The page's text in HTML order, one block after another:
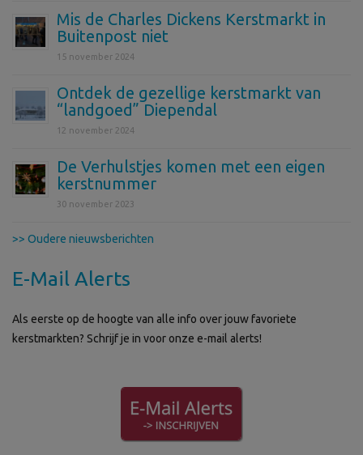
Mis de Charles Dickens Kerstmarkt in
Buitenpost niet
15 november 2024
Ontdek de gezellige kerstmarkt van
“landgoed” Diependal
12 november 2024
De Verhulstjes komen met een eigen
kerstnummer
30 november 2023
>> Oudere nieuwsberichten
E-Mail Alerts
Als eerste op de hoogte van alle info over jouw favoriete
kerstmarkten? Schrijf je in voor onze e-mail alerts!